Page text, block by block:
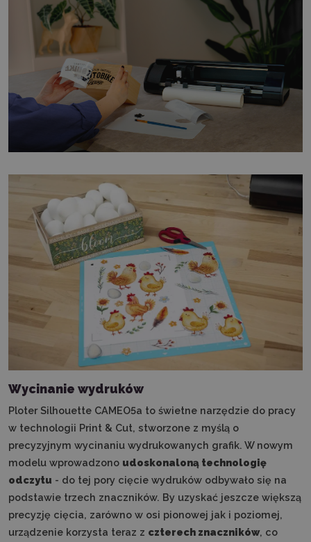
Wycinanie wydruków
Ploter Silhouette CAMEO5a to świetne narzędzie do pracy
w technologii Print & Cut, stworzone z myślą o
precyzyjnym wycinaniu wydrukowanych grafik. W nowym
modelu wprowadzono udoskonaloną technologię
odczytu - do tej pory cięcie wydruków odbywało się na
podstawie trzech znaczników. By uzyskać jeszcze większą
precyzję cięcia, zarówno w osi pionowej jak i poziomej,
urządzenie korzysta teraz z czterech znaczników, co